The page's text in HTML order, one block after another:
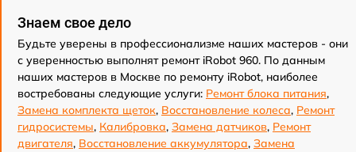
Знаем свое дело
Будьте уверены в профессионализме наших мастеров - они
с уверенностью выполнят ремонт iRobot 960. По данным
наших мастеров в Москве по ремонту iRobot, наиболее
востребованы следующие услуги: Ремонт блока питания,
Замена комплекта щеток, Восстановление колеса, Ремонт
гидросистемы, Калибровка, Замена датчиков, Ремонт
двигателя, Восстановление аккумулятора, Замена